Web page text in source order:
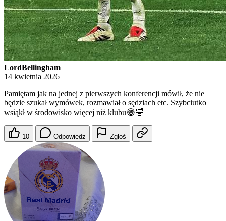
LordBellingham
14 kwietnia 2026
Pamiętam jak na jednej z pierwszych konferencji mówił, że nie
będzie szukał wymówek, rozmawiał o sędziach etc. Szybciutko
wsiąkł w środowisko więcej niż klubu😂🤣
10 Odpowiedz Zgłoś